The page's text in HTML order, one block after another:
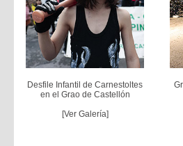
Desfile Infantil de Carnestoltes
en el Grao de Castellón
[Ver Galería]